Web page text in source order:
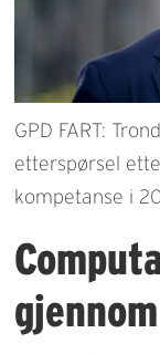
GPD FART:
etterspørsel
kompetanse i